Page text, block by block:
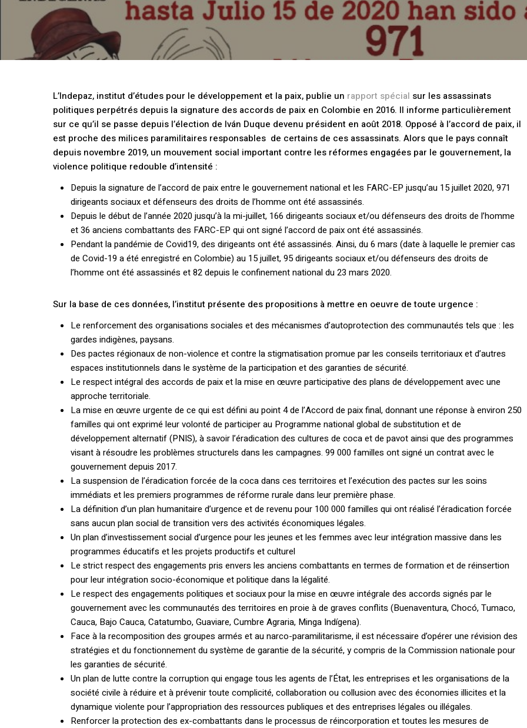
L’Indepaz, institut d’études pour le développement et la paix, publie un rapport spécial sur les assassinats
politiques perpétrés depuis la signature des accords de paix en Colombie en 2016. Il informe particulièrement
sur ce qu’il se passe depuis l’élection de Iván Duque devenu président en août 2018. Opposé à l’accord de paix, il
est proche des milices paramilitaires responsables de certains de ces assassinats. Alors que le pays connaît
depuis novembre 2019, un mouvement social important contre les réformes engagées par le gouvernement, la
violence politique redouble d’intensité :
Depuis la signature de l’accord de paix entre le gouvernement national et les FARC-EP jusqu’au 15 juillet 2020, 971
dirigeants sociaux et défenseurs des droits de l’homme ont été assassinés.
Depuis le début de l’année 2020 jusqu’à la mi-juillet, 166 dirigeants sociaux et/ou défenseurs des droits de l’homme
et 36 anciens combattants des FARC-EP qui ont signé l’accord de paix ont été assassinés.
Pendant la pandémie de Covid19, des dirigeants ont été assassinés. Ainsi, du 6 mars (date à laquelle le premier cas
de Covid-19 a été enregistré en Colombie) au 15 juillet, 95 dirigeants sociaux et/ou défenseurs des droits de
l’homme ont été assassinés et 82 depuis le confinement national du 23 mars 2020.
Sur la base de ces données, l’institut présente des propositions à mettre en oeuvre de toute urgence :
Le renforcement des organisations sociales et des mécanismes d’autoprotection des communautés tels que : les
gardes indigènes, paysans.
Des pactes régionaux de non-violence et contre la stigmatisation promue par les conseils territoriaux et d’autres
espaces institutionnels dans le système de la participation et des garanties de sécurité.
Le respect intégral des accords de paix et la mise en œuvre participative des plans de développement avec une
approche territoriale.
La mise en œuvre urgente de ce qui est défini au point 4 de l’Accord de paix final, donnant une réponse à environ 250
familles qui ont exprimé leur volonté de participer au Programme national global de substitution et de
développement alternatif (PNIS), à savoir l’éradication des cultures de coca et de pavot ainsi que des programmes
visant à résoudre les problèmes structurels dans les campagnes. 99 000 familles ont signé un contrat avec le
gouvernement depuis 2017.
La suspension de l’éradication forcée de la coca dans ces territoires et l’exécution des pactes sur les soins
immédiats et les premiers programmes de réforme rurale dans leur première phase.
La définition d’un plan humanitaire d’urgence et de revenu pour 100 000 familles qui ont réalisé l’éradication forcée
sans aucun plan social de transition vers des activités économiques légales.
Un plan d’investissement social d’urgence pour les jeunes et les femmes avec leur intégration massive dans les
programmes éducatifs et les projets productifs et culturel
Le strict respect des engagements pris envers les anciens combattants en termes de formation et de réinsertion
pour leur intégration socio-économique et politique dans la légalité.
Le respect des engagements politiques et sociaux pour la mise en œuvre intégrale des accords signés par le
gouvernement avec les communautés des territoires en proie à de graves conflits (Buenaventura, Chocó, Tumaco,
Cauca, Bajo Cauca, Catatumbo, Guaviare, Cumbre Agraria, Minga Indígena).
Face à la recomposition des groupes armés et au narco-paramilitarisme, il est nécessaire d’opérer une révision des
stratégies et du fonctionnement du système de garantie de la sécurité, y compris de la Commission nationale pour
les garanties de sécurité.
Un plan de lutte contre la corruption qui engage tous les agents de l’État, les entreprises et les organisations de la
société civile à réduire et à prévenir toute complicité, collaboration ou collusion avec des économies illicites et la
dynamique violente pour l’appropriation des ressources publiques et des entreprises légales ou illégales.
Renforcer la protection des ex-combattants dans le processus de réincorporation et toutes les mesures de